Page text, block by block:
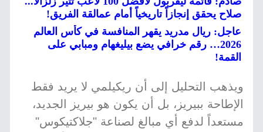
صلاح يحقق إنجازاً تاريخياً أمام عمالقة الفريق!
عاجل: ريال مدريد يقهر المنافسة في كأس العالم
2026… رقم خرافي يضع بيليغهام ومبابي على
القمة!
ويذهب التحليل إلى أن ريكيلمي لا يريد فقط
الإطاحة ببيريز، بل أن يكون هو بيريز الجديد،
مستعداً لدفع أي مبالغ لصناعة "جلاكتيكوس"